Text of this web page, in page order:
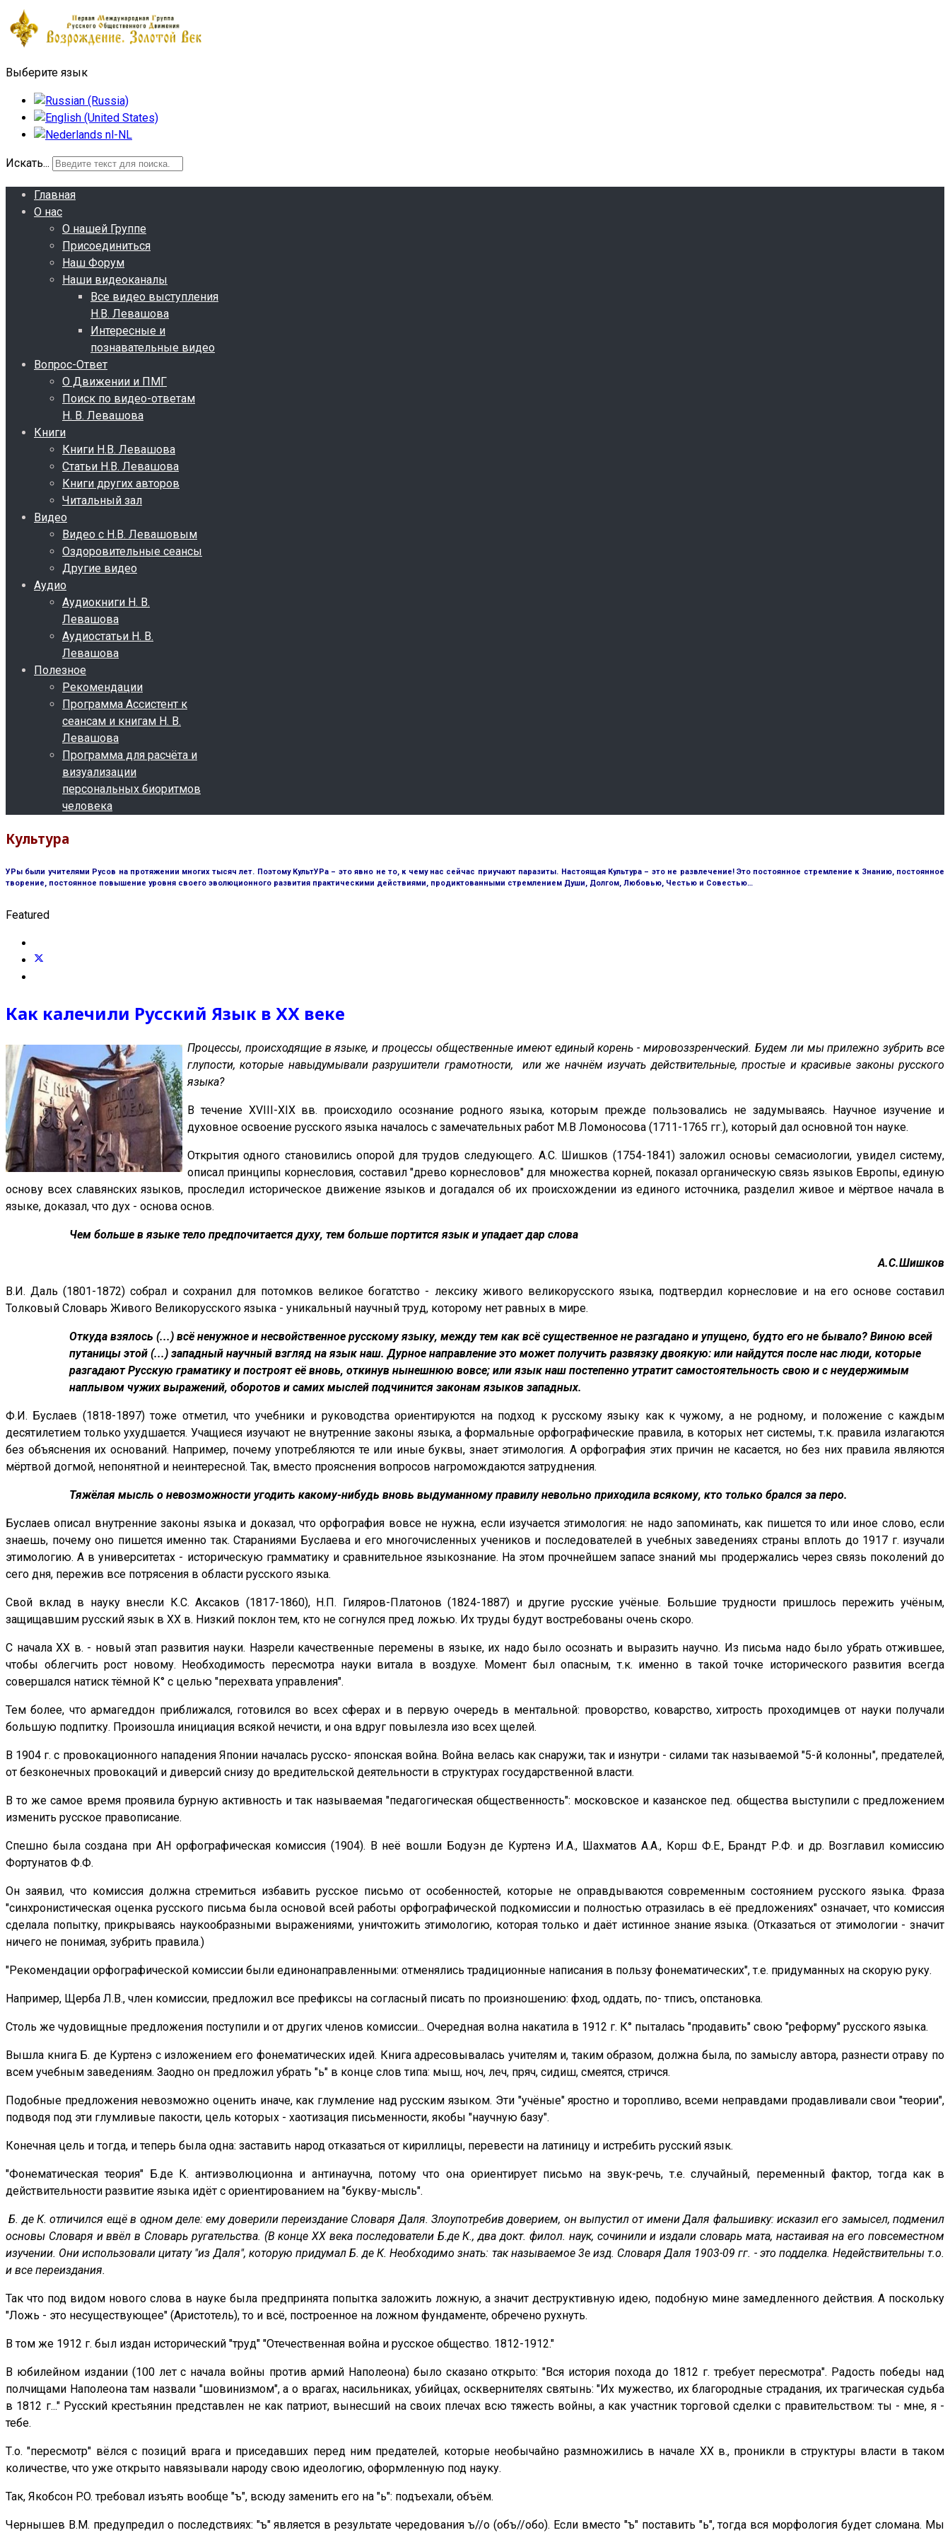
Выберите язык
Искать...
Главная
О нас
О нашей Группе
Присоединиться
Наш Форум
Наши видеоканалы
Все видео выступления
Н.В. Левашова
Интересные и
познавательные видео
Вопрос-Ответ
О Движении и ПМГ
Поиск по видео-ответам
Н. В. Левашова
Книги
Книги Н.В. Левашова
Статьи Н.В. Левашова
Книги других авторов
Читальный зал
Видео
Видео с Н.В. Левашовым
Оздоровительные сеансы
Другие видео
Аудио
Аудиокниги Н. В.
Левашова
Аудиостатьи Н. В.
Левашова
Полезное
Рекомендации
Программа Ассистент к
сеансам и книгам Н. В.
Левашова
Программа для расчёта и
визуализации
персональных биоритмов
человека
Культура
УРы были учителями Русов на протяжении многих тысяч лет. Поэтому КультУРа – это явно не то, к чему нас сейчас приучают паразиты. Настоящая Культура – это не развлечение! Это постоянное стремление к Знанию, постоянное
творение, постоянное повышение уровня своего эволюционного развития практическими действиями, продиктованными стремлением Души, Долгом, Любовью, Честью и Совестью…
Featured
Как калечили Русский Язык в ХХ веке
Процессы, происходящие в языке, и процессы общественные имеют единый корень - мировоззренческий. Будем ли мы прилежно зубрить все
глупости, которые навыдумывали разрушители грамотности, или же начнём изучать действительные, простые и красивые законы русского
языка?
В течение XVIII-XIX вв. происходило осознание родного языка, которым прежде пользовались не задумываясь. Научное изучение и
духовное освоение русского языка началось с замечательных работ М.В Ломоносова (1711-1765 гг.), который дал основной тон науке.
Открытия одного становились опорой для трудов следующего. А.С. Шишков (1754-1841) заложил основы семасиологии, увидел систему,
описал принципы корнесловия, составил "древо корнесловов" для множества корней, показал органическую связь языков Европы, единую
основу всех славянских языков, проследил историческое движение языков и догадался об их происхождении из единого источника, разделил живое и мёртвое начала в
языке, доказал, что дух - основа основ.
Чем больше в языке тело предпочитается духу, тем больше портится язык и упадает дар слова
А.С.Шишков
В.И. Даль (1801-1872) собрал и сохранил для потомков великое богатство - лексику живого великорусского языка, подтвердил корнесловие и на его основе составил
Толковый Словарь Живого Великорусского языка - уникальный научный труд, которому нет равных в мире.
Откуда взялось (...) всё ненужное и несвойственное русскому языку, между тем как всё существенное не разгадано и упущено, будто его не бывало? Виною всей
путаницы этой (...) западный научный взгляд на язык наш. Дурное направление это может получить развязку двоякую: или найдутся после нас люди, которые
разгадают Русскую граматику и построят её вновь, откинув нынешнюю вовсе; или язык наш постепенно утратит самостоятельность свою и с неудержимым
наплывом чужих выражений, оборотов и самих мыслей подчинится законам языков западных.
Ф.И. Буслаев (1818-1897) тоже отметил, что учебники и руководства ориентируются на подход к русскому языку как к чужому, а не родному, и положение с каждым
десятилетием только ухудшается. Учащиеся изучают не внутренние законы языка, а формальные орфографические правила, в которых нет системы, т.к. правила излагаются
без объяснения их оснований. Например, почему употребляются те или иные буквы, знает этимология. А орфография этих причин не касается, но без них правила являются
мёртвой догмой, непонятной и неинтересной. Так, вместо прояснения вопросов нагромождаются затруднения.
Тяжёлая мысль о невозможности угодить какому-нибудь вновь выдуманному правилу невольно приходила всякому, кто только брался за перо.
Буслаев описал внутренние законы языка и доказал, что орфография вовсе не нужна, если изучается этимология: не надо запоминать, как пишется то или иное слово, если
знаешь, почему оно пишется именно так. Стараниями Буслаева и его многочисленных учеников и последователей в учебных заведениях страны вплоть до 1917 г. изучали
этимологию. А в университетах - историческую грамматику и сравнительное языкознание. На этом прочнейшем запасе знаний мы продержались через связь поколений до
сего дня, пережив все потрясения в области русского языка.
Свой вклад в науку внесли К.С. Аксаков (1817-1860), Н.П. Гиляров-Платонов (1824-1887) и другие русские учёные. Большие трудности пришлось пережить учёным,
защищавшим русский язык в XX в. Низкий поклон тем, кто не согнулся пред ложью. Их труды будут востребованы очень скоро.
С начала XX в. - новый этап развития науки. Назрели качественные перемены в языке, их надо было осознать и выразить научно. Из письма надо было убрать отжившее,
чтобы облегчить рост новому. Необходимость пересмотра науки витала в воздухе. Момент был опасным, т.к. именно в такой точке исторического развития всегда
совершался натиск тёмной К° с целью "перехвата управления".
Тем более, что армагеддон приближался, готовился во всех сферах и в первую очередь в ментальной: проворство, коварство, хитрость проходимцев от науки получали
большую подпитку. Произошла инициация всякой нечисти, и она вдруг повылезла изо всех щелей.
В 1904 г. с провокационного нападения Японии началась русско- японская война. Война велась как снаружи, так и изнутри - силами так называемой "5-й колонны", предателей,
от безконечных провокаций и диверсий снизу до вредительской деятельности в структурах государственной власти.
В то же самое время проявила бурную активность и так называемая "педагогическая общественность": московское и казанское пед. общества выступили с предложением
изменить русское правописание.
Спешно была создана при АН орфографическая комиссия (1904). В неё вошли Бодуэн де Куртенэ И.А., Шахматов А.А., Корш Ф.Е., Брандт Р.Ф. и др. Возглавил комиссию
Фортунатов Ф.Ф.
Он заявил, что комиссия должна стремиться избавить русское письмо от особенностей, которые не оправдываются современным состоянием русского языка. Фраза
"синхронистическая оценка русского письма была основой всей работы орфографической подкомиссии и полностью отразилась в её предложениях" означает, что комиссия
сделала попытку, прикрываясь наукообразными выражениями, уничтожить этимологию, которая только и даёт истинное знание языка. (Отказаться от этимологии - значит
ничего не понимая, зубрить правила.)
"Рекомендации орфографической комиссии были единонаправленными: отменялись традиционные написания в пользу фонематических", т.е. придуманных на скорую руку.
Например, Щерба Л.В., член комиссии, предложил все префиксы на согласный писать по произношению: фход, оддать, по- тписъ, опстановка.
Столь же чудовищные предложения поступили и от других членов комиссии... Очередная волна накатила в 1912 г. К° пыталась "продавить" свою "реформу" русского языка.
Вышла книга Б. де Куртенэ с изложением его фонематических идей. Книга адресовывалась учителям и, таким образом, должна была, по замыслу автора, разнести отраву по
всем учебным заведениям. Заодно он предложил убрать "ь" в конце слов типа: мыш, ноч, леч, пряч, сидиш, смеятся, стричся.
Подобные предложения невозможно оценить иначе, как глумление над русским языком. Эти "учёные" яростно и торопливо, всеми неправдами продавливали свои "теории",
подводя под эти глумливые пакости, цель которых - хаотизация письменности, якобы "научную базу".
Конечная цель и тогда, и теперь была одна: заставить народ отказаться от кириллицы, перевести на латиницу и истребить русский язык.
"Фонематическая теория" Б.де К. антиэволюционна и антинаучна, потому что она ориентирует письмо на звук-речь, т.е. случайный, переменный фактор, тогда как в
действительности развитие языка идёт с ориентированием на "букву-мысль".
Б. де К. отличился ещё в одном деле: ему доверили переиздание Словаря Даля. Злоупотребив доверием, он выпустил от имени Даля фальшивку: исказил его замысел, подменил
основы Словаря и ввёл в Словарь ругательства. (В конце XX века последователи Б.де К., два докт. филол. наук, сочинили и издали словарь мата, настаивая на его повсеместном
изучении. Они использовали цитату "из Даля", которую придумал Б. де К. Необходимо знать: так называемое 3е изд. Словаря Даля 1903-09 гг. - это подделка. Недействительны т.о.
и все переиздания.
Так что под видом нового слова в науке была предпринята попытка заложить ложную, а значит деструктивную идею, подобную мине замедленного действия. А поскольку
"Ложь - это несуществующее" (Аристотель), то и всё, построенное на ложном фундаменте, обречено рухнуть.
В том же 1912 г. был издан исторический "труд" "Отечественная война и русское общество. 1812-1912."
В юбилейном издании (100 лет с начала войны против армий Наполеона) было сказано открыто: "Вся история похода до 1812 г. требует пересмотра". Радость победы над
полчищами Наполеона там назвали "шовинизмом", а о врагах, насильниках, убийцах, осквернителях святынь: "Их мужество, их благородные страдания, их трагическая судьба
в 1812 г..." Русский крестьянин представлен не как патриот, вынесший на своих плечах всю тяжесть войны, а как участник торговой сделки с правительством: ты - мне, я -
тебе.
Т.о. "пересмотр" вёлся с позиций врага и приседавших перед ним предателей, которые необычайно размножились в начале XX в., проникли в структуры власти в таком
количестве, что уже открыто навязывали народу свою идеологию, оформленную под науку.
Так, Якобсон P.O. требовал изъять вообще "ъ", всюду заменить его на "ь": подъехали, объём.
Чернышев В.М. предупредил о последствиях: "ъ" является в результате чередования ъ//о (объ//обо). Если вместо "ъ" поставить "ь", тогда вся морфология будет сломана. Мы